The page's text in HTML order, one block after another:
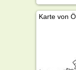
Karte von